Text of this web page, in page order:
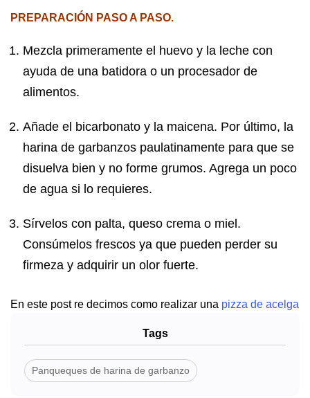
PREPARACIÓN PASO A PASO.
Mezcla primeramente el huevo y la leche con
ayuda de una batidora o un procesador de
alimentos.
Añade el bicarbonato y la maicena. Por último, la
harina de garbanzos paulatinamente para que se
disuelva bien y no forme grumos. Agrega un poco
de agua si lo requieres.
Sírvelos con palta, queso crema o miel.
Consúmelos frescos ya que pueden perder su
firmeza y adquirir un olor fuerte.
En este post re decimos como realizar una pizza de acelga
Tags
Panqueques de harina de garbanzo